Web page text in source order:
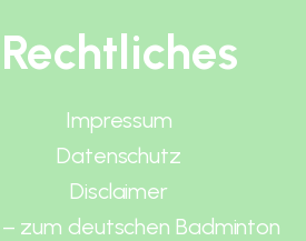
Rechtliches
Impressum
Datenschutz
Disclaimer
– zum deutschen Badminton